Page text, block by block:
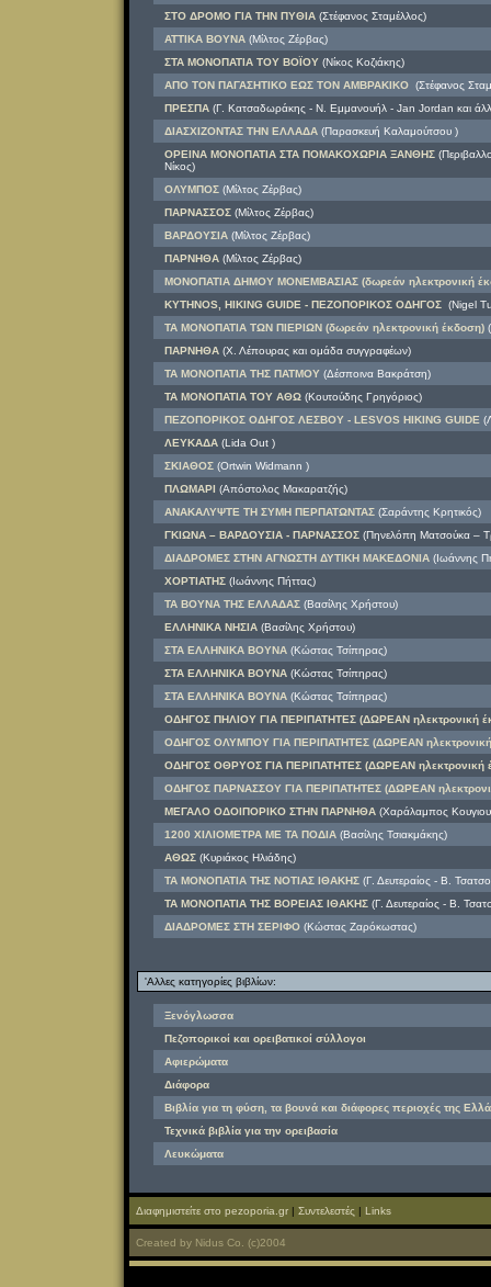
ΣΤΟ ΔΡΟΜΟ ΓΙΑ ΤΗΝ ΠΥΘΙΑ(Στέφανος Σταμέλλος)
ΑΤΤΙΚΑ ΒΟΥΝΑ(Μίλτος Ζέρβας)
ΣΤΑ ΜΟΝΟΠΑΤΙΑ ΤΟΥ ΒΟΪΟΥ(Νίκος Κοζιάκης)
ΑΠΟ ΤΟΝ ΠΑΓΑΣΗΤΙΚΟ ΕΩΣ ΤΟΝ ΑΜΒΡΑΚΙΚΟ (Στέφανος
ΠΡΕΣΠΑ(Γ. Κατσαδωράκης - Ν. Εμμανουήλ - Jan Jordan και
ΔΙΑΣΧΙΖΟΝΤΑΣ ΤΗΝ ΕΛΛΑΔΑ (Παρασκευή Καλαμούτσου )
ΟΡΕΙΝΑ ΜΟΝΟΠΑΤΙΑ ΣΤΑ ΠΟΜΑΚΟΧΩΡΙΑ ΞΑΝΘΗΣ
Νίκος)
ΟΛΥΜΠΟΣ(Μίλτος Ζέρβας)
ΠΑΡΝΑΣΣΟΣ(Μίλτος Ζέρβας)
ΒΑΡΔΟΥΣΙΑ(Μίλτος Ζέρβας)
ΠΑΡΝΗΘΑ(Μίλτος Ζέρβας)
ΜΟΝΟΠΑΤΙΑ ΔΗΜΟΥ ΜΟΝΕΜΒΑΣΙΑΣ (δωρεάν ηλεκτρονική
KYTHNOS, HIKING GUIDE - ΠΕΖΟΠΟΡΙΚΟΣ ΟΔΗΓΟΣ (Nigel
ΤΑ ΜΟΝΟΠΑΤΙΑ ΤΩΝ ΠΙΕΡΙΩΝ (δωρεάν ηλεκτρονική έκδοση)
ΠΑΡΝΗΘΑ(Χ. Λέπουρας και ομάδα συγγραφέων)
ΤΑ ΜΟΝΟΠΑΤΙΑ ΤΗΣ ΠΑΤΜΟΥ(Δέσποινα Βακράτση)
ΤΑ ΜΟΝΟΠΑΤΙΑ ΤΟΥ ΑΘΩ (Κουτούδης Γρηγόριος)
ΠΕΖΟΠΟΡΙΚΟΣ ΟΔΗΓΟΣ ΛΕΣΒΟΥ - LESVOS HIKING GUIDE
ΛΕΥΚΑΔΑ(Lida Out )
ΣΚΙΑΘΟΣ(Ortwin Widmann )
ΠΛΩΜΑΡΙ (Απόστολος Μακαρατζής)
ΑΝΑΚΑΛΥΨΤΕ ΤΗ ΣΥΜΗ ΠΕΡΠΑΤΩΝΤΑΣ(Σαράντης Κρητικός)
ΓΚΙΩΝΑ – ΒΑΡΔΟΥΣΙΑ - ΠΑΡΝΑΣΣΟΣ(Πηνελόπη Ματσούκα –
ΔΙΑΔΡΟΜΕΣ ΣΤΗΝ ΑΓΝΩΣΤΗ ΔΥΤΙΚΗ ΜΑΚΕΔΟΝΙΑ(Ιωάννης
ΧΟΡΤΙΑΤΗΣ(Ιωάννης Πήττας)
ΤΑ ΒΟΥΝΑ ΤΗΣ ΕΛΛΑΔΑΣ(Βασίλης Χρήστου)
ΕΛΛΗΝΙΚΑ ΝΗΣΙΑ(Βασίλης Χρήστου)
ΣΤΑ ΕΛΛΗΝΙΚΑ ΒΟΥΝΑ(Κώστας Τσίπηρας)
ΣΤΑ ΕΛΛΗΝΙΚΑ ΒΟΥΝΑ(Κώστας Τσίπηρας)
ΣΤΑ ΕΛΛΗΝΙΚΑ ΒΟΥΝΑ(Κώστας Τσίπηρας)
ΟΔΗΓΟΣ ΠΗΛΙΟΥ ΓΙΑ ΠΕΡΙΠΑΤΗΤΕΣ (ΔΩΡΕΑΝ ηλεκτρονική
ΟΔΗΓΟΣ ΟΛΥΜΠΟΥ ΓΙΑ ΠΕΡΙΠΑΤΗΤΕΣ (ΔΩΡΕΑΝ
ΟΔΗΓΟΣ ΟΘΡΥΟΣ ΓΙΑ ΠΕΡΙΠΑΤΗΤΕΣ (ΔΩΡΕΑΝ ηλεκτρονική
ΟΔΗΓΟΣ ΠΑΡΝΑΣΣΟΥ ΓΙΑ ΠΕΡΙΠΑΤΗΤΕΣ (ΔΩΡΕΑΝ
ΜΕΓΑΛΟ ΟΔΟΙΠΟΡΙΚΟ ΣΤΗΝ ΠΑΡΝΗΘΑ(Χαράλαμπος
1200 ΧΙΛΙΟΜΕΤΡΑ ΜΕ ΤΑ ΠΟΔΙΑ(Βασίλης Τσιακμάκης)
ΑΘΩΣ(Κυριάκος Ηλιάδης)
ΤΑ ΜΟΝΟΠΑΤΙΑ ΤΗΣ ΝΟΤΙΑΣ ΙΘΑΚΗΣ(Γ. Δευτεραίος - Β.
ΤΑ ΜΟΝΟΠΑΤΙΑ ΤΗΣ ΒΟΡΕΙΑΣ ΙΘΑΚΗΣ(Γ. Δευτεραίος - Β.
ΔΙΑΔΡΟΜΕΣ ΣΤΗ ΣΕΡΙΦΟ(Κώστας Ζαρόκωστας)
'Αλλες κατηγορίες βιβλίων:
Ξενόγλωσσα
Πεζοπορικοί και ορειβατικοί σύλλογοι
Αφιερώματα
Διάφορα
Βιβλία για τη φύση, τα βουνά και διάφορες περιοχές της
Τεχνικά βιβλία για την ορειβασία
Λευκώματα
Διαφημιστείτε στο pezoporia.gr | Συντελεστές | Links
Created by Nidus Co. (c)2004